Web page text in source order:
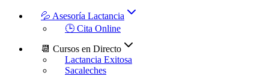
💦 Asesoría Lactancia
🕒 Cita Online
📆 Cursos en Directo
Lactancia Exitosa
Sacaleches